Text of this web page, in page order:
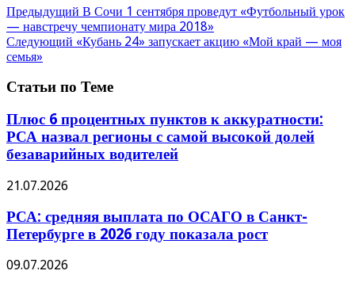
Предыдущий В Сочи 1 сентября проведут «Футбольный урок
— навстречу чемпионату мира 2018»
Следующий «Кубань 24» запускает акцию «Мой край — моя
семья»
Статьи по Теме
Плюс 6 процентных пунктов к аккуратности:
РСА назвал регионы с самой высокой долей
безаварийных водителей
21.07.2026
РСА: средняя выплата по ОСАГО в Санкт-
Петербурге в 2026 году показала рост
09.07.2026